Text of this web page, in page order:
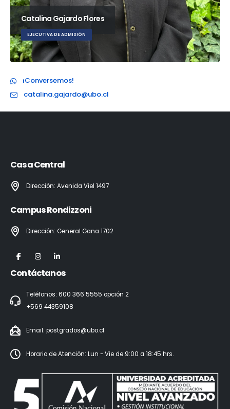
Catalina Gajardo Flores
EJECUTIVA DE ADMISIÓN
¡Conversemos!
catalina.gajardo@ubo.cl
Casa Central
Dirección: Avenida Viel 1497
Campus Rondizzoni
Dirección: General Gana 1702
Contáctanos
Teléfonos: 600 366 5555 opción 2
+569 44359108
Email: postgrados@ubo.cl
Horario de Atención: Lun - Vie de 9:00 a 18:45 hrs.